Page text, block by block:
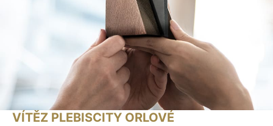
VÍTĚZ PLEBISCITY ORLOVÉ